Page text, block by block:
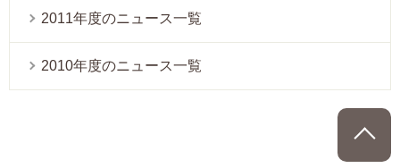
2011年度のニュース一覧
2010年度のニュース一覧